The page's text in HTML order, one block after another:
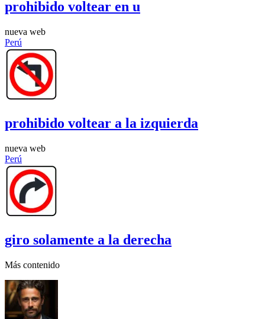
prohibido voltear en u
nueva web
Perú
prohibido voltear a la izquierda
nueva web
Perú
giro solamente a la derecha
Más contenido